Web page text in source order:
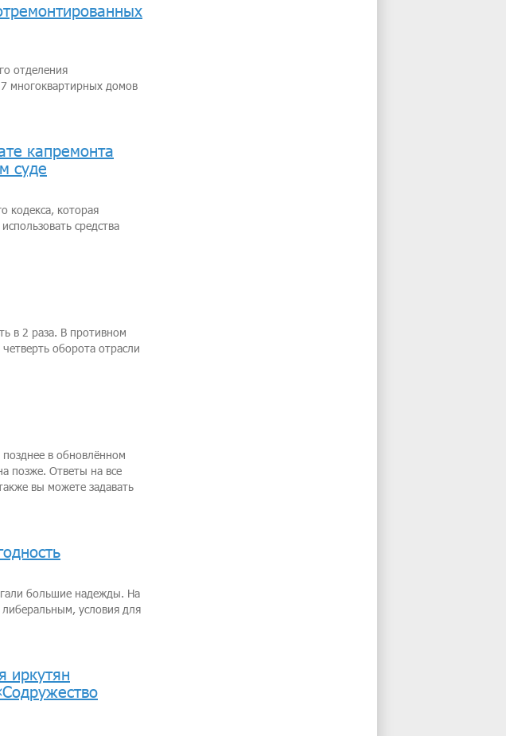
отделения
многоквартирных домов
капремонта
суде
кодекса, которая
средства
в 2 раза. В противном
оборота отрасли
в обновлённом
позже. Ответы на все
вы можете задавать
большие надежды. На
либеральным, условия для
иркутян